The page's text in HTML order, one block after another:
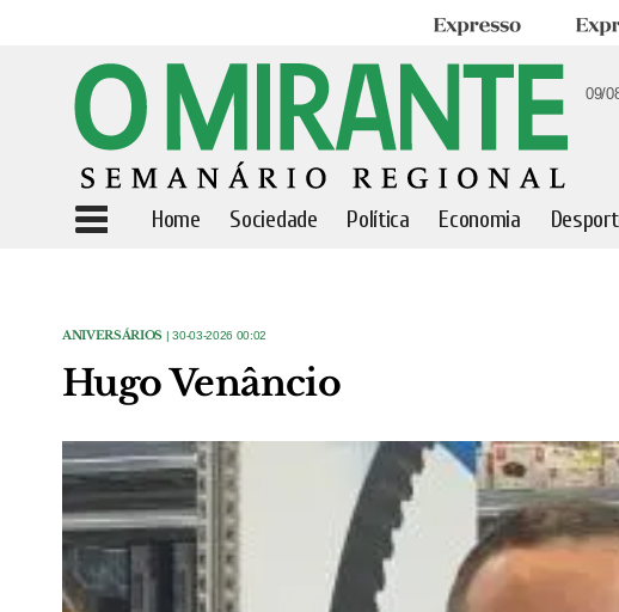
Expresso
09/
Home Sociedade Política Economia
ANIVERSÁRIOS | 30-03-2026 00:02
Hugo Venâncio